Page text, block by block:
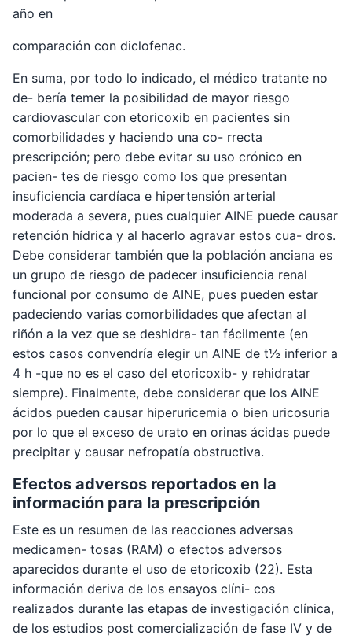
año en
comparación con diclofenac.
En suma, por todo lo indicado, el médico tratante no
de- bería temer la posibilidad de mayor riesgo
cardiovascular con etoricoxib en pacientes sin
comorbilidades y haciendo una co- rrecta
prescripción; pero debe evitar su uso crónico en
pacien- tes de riesgo como los que presentan
insuficiencia cardíaca e hipertensión arterial
moderada a severa, pues cualquier AINE puede causar
retención hídrica y al hacerlo agravar estos cua- dros.
Debe considerar también que la población anciana es
un grupo de riesgo de padecer insuficiencia renal
funcional por consumo de AINE, pues pueden estar
padeciendo varias comorbilidades que afectan al
riñón a la vez que se deshidra- tan fácilmente (en
estos casos convendría elegir un AINE de t½ inferior a
4 h -que no es el caso del etoricoxib- y rehidratar
siempre). Finalmente, debe considerar que los AINE
ácidos pueden causar hiperuricemia o bien uricosuria
por lo que el exceso de urato en orinas ácidas puede
precipitar y causar nefropatía obstructiva.
Efectos adversos reportados en la
información para la prescripción
Este es un resumen de las reacciones adversas
medicamen- tosas (RAM) o efectos adversos
aparecidos durante el uso de etoricoxib (22). Esta
información deriva de los ensayos clíni- cos
realizados durante las etapas de investigación clínica,
de los estudios post comercialización de fase IV y de